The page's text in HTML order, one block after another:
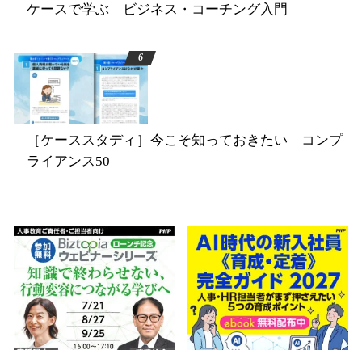
ケースで学ぶ ビジネス・コーチング入門
［ケーススタディ］今こそ知っておきたい コンプ
ライアンス50